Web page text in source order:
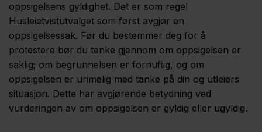
oppsigelsens gyldighet. Det er som regel
Husleietvistutvalget som først avgjør en
oppsigelsessak. Før du bestemmer deg for å
protestere bør du tenke gjennom om oppsigelsen er
saklig; om begrunnelsen er fornuftig, og om
oppsigelsen er urimelig med tanke på din og utleiers
situasjon. Dette har avgjørende betydning ved
vurderingen av om oppsigelsen er gyldig eller ugyldig.